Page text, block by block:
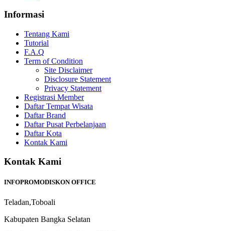
Informasi
Tentang Kami
Tutorial
F.A.Q
Term of Condition
Site Disclaimer
Disclosure Statement
Privacy Statement
Registrasi Member
Daftar Tempat Wisata
Daftar Brand
Daftar Pusat Perbelanjaan
Daftar Kota
Kontak Kami
Kontak Kami
INFOPROMODISKON OFFICE
Teladan,Toboali
Kabupaten Bangka Selatan